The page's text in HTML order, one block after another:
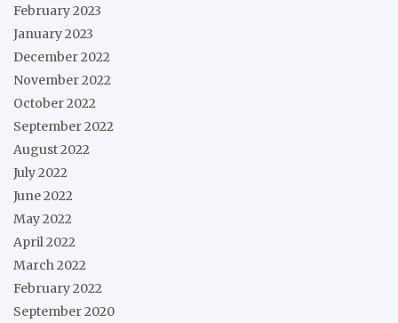
February 2023
January 2023
December 2022
November 2022
October 2022
September 2022
August 2022
July 2022
June 2022
May 2022
April 2022
March 2022
February 2022
September 2020